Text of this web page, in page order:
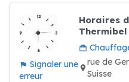
Signaler une
erreur
Horaires
Thermibel
rue de
Suisse